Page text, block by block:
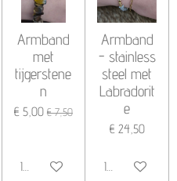
Armband
met
tijgerstene
n
€ 5,00 € 7,50
In winkelwagen
Armband
- stainless
steel met
Labradorit
e
€ 24,50
In winkelwagen